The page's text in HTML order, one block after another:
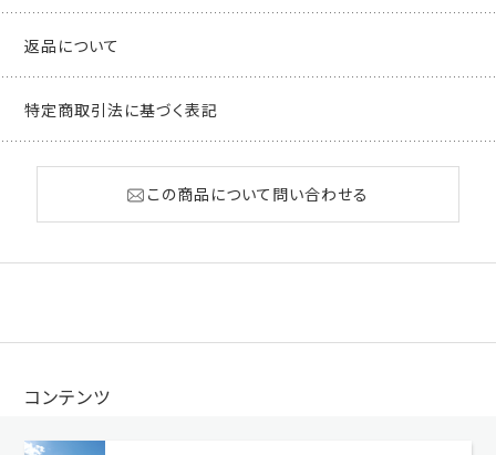
返品について
特定商取引法に基づく表記
この商品について問い合わせる
コンテンツ